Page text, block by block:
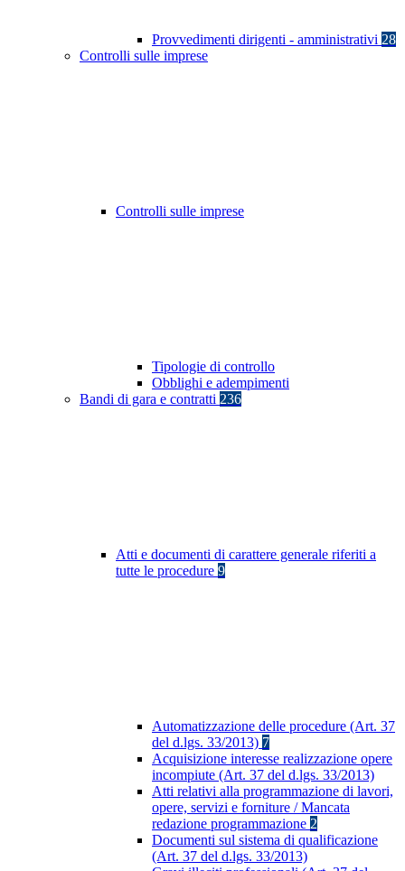
Provvedimenti dirigenti - amministrativi 28
Controlli sulle imprese
Controlli sulle imprese
Tipologie di controllo
Obblighi e adempimenti
Bandi di gara e contratti 236
Atti e documenti di carattere generale riferiti a
tutte le procedure 9
Automatizzazione delle procedure (Art. 37
del d.lgs. 33/2013) 7
Acquisizione interesse realizzazione opere
incompiute (Art. 37 del d.lgs. 33/2013)
Atti relativi alla programmazione di lavori,
opere, servizi e forniture / Mancata
redazione programmazione 2
Documenti sul sistema di qualificazione
(Art. 37 del d.lgs. 33/2013)